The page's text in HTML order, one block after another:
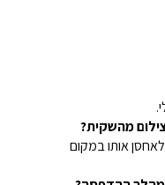
מהשקית?
אותו במקום